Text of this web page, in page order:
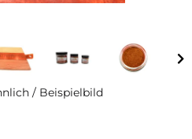
/ Beispielbild